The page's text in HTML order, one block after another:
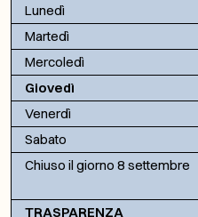
Lunedì
Martedì
Mercoledì
Giovedì
Venerdì
Sabato
Chiuso il giorno 8 settembre
TRASPARENZA